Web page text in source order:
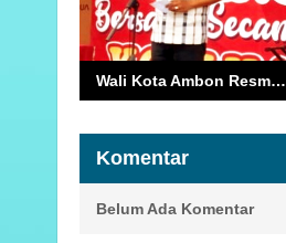
Wali Kota Ambon Resmikan Kampung Walpan Pride untuk Dorong UMKM
Komentar
Belum Ada Komentar